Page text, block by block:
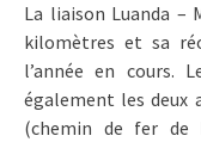
La liaison Luanda –
kilomètres et sa
l’année en cours.
également les deux
(chemin de fer de